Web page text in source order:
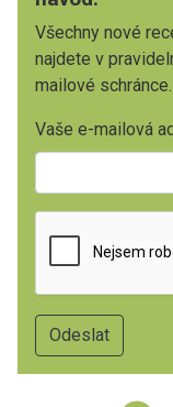
Všechny nové
najdete v
mailové
Vaše e-mailová